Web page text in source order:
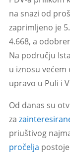
na snazi od
zaprimljeno je
4.668, a
Na području
u iznosu većem
upravo u Puli i
Od danas su
za
priuštivog
pročelja